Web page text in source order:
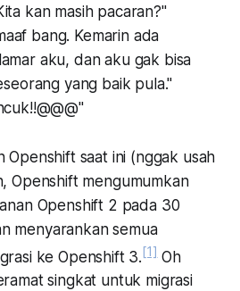
kan masih pacaran?"
bang. Kemarin ada
aku, dan aku gak bisa
yang baik pula."
Openshift saat ini (nggak usah
Openshift mengumumkan
Openshift 2 pada 30
menyarankan semua
ke Openshift 3.[1]Oh
singkat untuk migrasi